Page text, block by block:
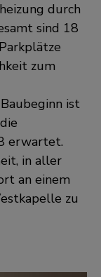
durch
sind 18
zum
ist
erwartet.
in aller
an einem
zu